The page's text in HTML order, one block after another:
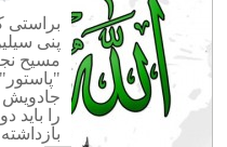
براستی
پنی
مسیح
جادویش
را باید